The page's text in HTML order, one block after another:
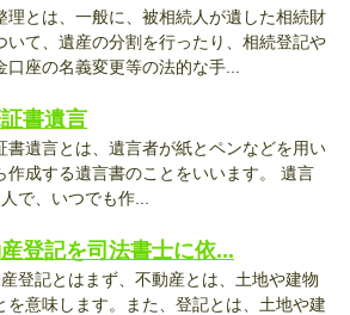
理とは、一般に、被相続人が遺した相続財
いて、遺産の分割を行ったり、相続登記や
口座の名義変更等の法的な手...
書遺言
書遺言とは、遺言者が紙とペンなどを用い
作成する遺言書のことをいいます。 遺言
で、いつでも作...
登記を司法書士に依...
登記とはまず、不動産とは、土地や建物
を意味します。また、登記とは、土地や建